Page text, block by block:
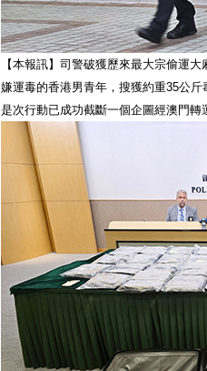
【本報訊】司警破獲歷來最大宗偷運
嫌運毒的香港男青年，搜獲約重35公
是次行動已成功截斷一個企圖經澳門轉